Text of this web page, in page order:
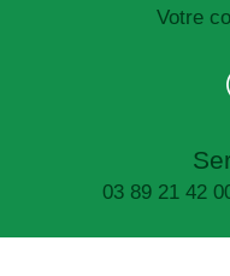
Votre
03 89 21 42